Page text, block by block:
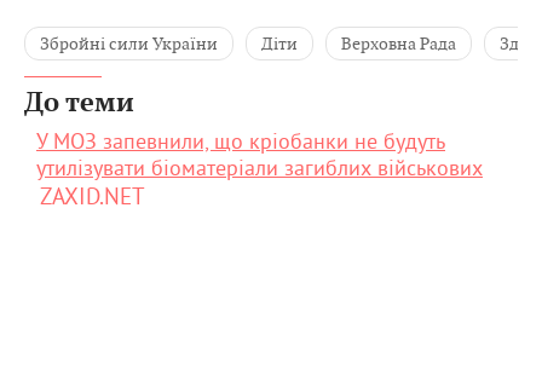
Збройні сили України Діти Верховна Рада
До теми
У МОЗ запевнили, що кріобанки не будуть
утилізувати біоматеріали загиблих військових
ZAXID.NET